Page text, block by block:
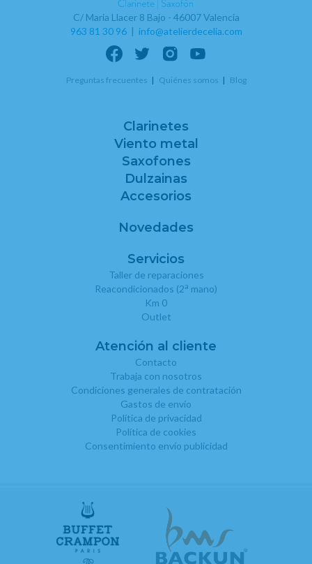
C/ Maria Llacer 8 Bajo - 46007 Valencia
963 81 30 96| info@atelierdecelia.com
Preguntas frecuentes Quiénes somos Blog
Clarinetes
Viento metal
Saxofones
Dulzainas
Accesorios
Novedades
Servicios
Taller de reparaciones
Reacondicionados (2a mano)
Km 0
Outlet
Atención al cliente
Contacto
Trabaja con nosotros
Condiciones generales de contratación
Gastos de envío
Política de privacidad
Política de cookies
Consentimiento envío publicidad